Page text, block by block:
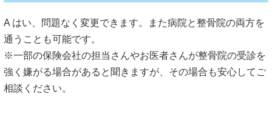
A はい、問題なく変更できます。また病院と整骨院の両方を
通うことも可能です。
※一部の保険会社の担当さんやお医者さんが整骨院の受診を
強く嫌がる場合があると聞きますが、その場合も安心してご
相談ください。